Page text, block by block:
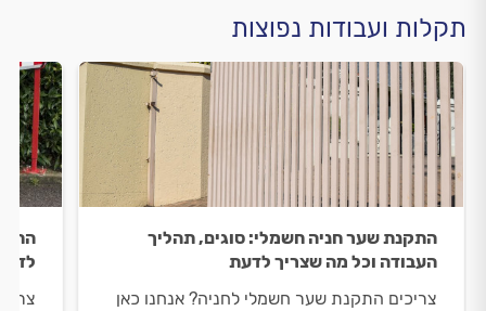
תקלות ועבודות נפוצות
התקנת שער חניה חשמלי: סוגים, תהליך
העבודה וכל מה שצריך לדעת
צריכים התקנת שער חשמלי לחניה? אנחנו כאן